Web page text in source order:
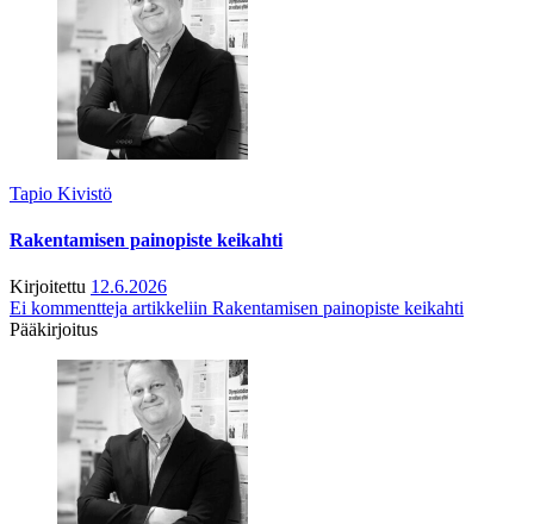
Tapio Kivistö
Rakentamisen painopiste keikahti
Kirjoitettu 12.6.2026
Ei kommentteja artikkeliin Rakentamisen painopiste keikahti
Pääkirjoitus